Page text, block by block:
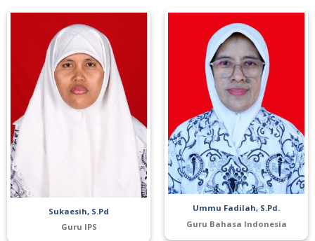
Sukaesih, S.Pd
Guru IPS
Ummu Fadilah, S.Pd.
Guru Bahasa Indonesia